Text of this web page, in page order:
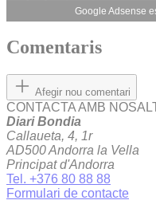
Google Adsense
Comentaris
Afegir nou comentari
CONTACTA AMB
Diari Bondia
Callaueta, 4, 1r
AD500 Andorra la Vella
Principat d'Andorra
Tel. +376 80 88 88
Formulari de contacte